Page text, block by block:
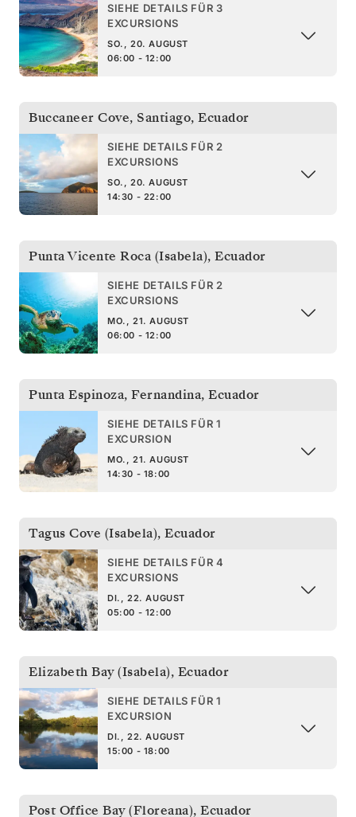
SIEHE DETAILS FÜR 3
EXCURSIONS
SO., 20. AUGUST
06:00 - 12:00
Buccaneer Cove, Santiago, Ecuador
SIEHE DETAILS FÜR 2
EXCURSIONS
SO., 20. AUGUST
14:30 - 22:00
Punta Vicente Roca (Isabela), Ecuador
SIEHE DETAILS FÜR 2
EXCURSIONS
MO., 21. AUGUST
06:00 - 12:00
Punta Espinoza, Fernandina, Ecuador
SIEHE DETAILS FÜR 1
EXCURSION
MO., 21. AUGUST
14:30 - 18:00
Tagus Cove (Isabela), Ecuador
SIEHE DETAILS FÜR 4
EXCURSIONS
DI., 22. AUGUST
05:00 - 12:00
Elizabeth Bay (Isabela), Ecuador
SIEHE DETAILS FÜR 1
EXCURSION
DI., 22. AUGUST
15:00 - 18:00
Post Office Bay (Floreana), Ecuador